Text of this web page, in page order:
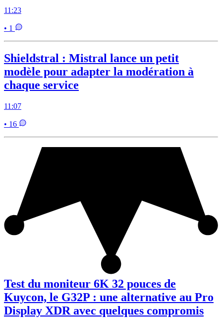
11:23
• 1
Shieldstral : Mistral lance un petit
modèle pour adapter la modération à
chaque service
11:07
• 16
Test du moniteur 6K 32 pouces de
Kuycon, le G32P : une alternative au Pro
Display XDR avec quelques compromis